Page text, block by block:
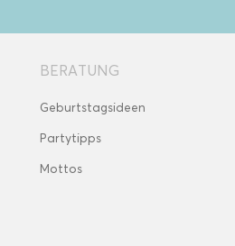
BERATUNG
Geburtstagsideen
Partytipps
Mottos